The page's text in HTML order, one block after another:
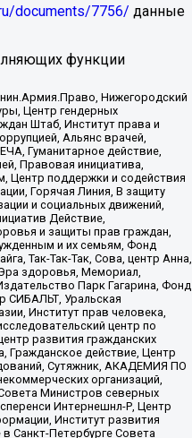
documents/7756/ данные
функции
Нижегородский
Центр гендерных
Штаб, Институт права и
Альянс врачей,
Гуманитарное действие,
Правовая инициатива,
Центр поддержки и содействия
Горячая Линия, В защиту
и социальных движений,
Действие,
и защиты прав граждан,
и их семьям, Фонд
Так-Так-Так, Сова, центр Анна,
здоровья, Мемориал,
Парк Гагарина, Фонд
СИБАЛЬТ, Уральская
Институт прав человека,
центр по
развития гражданских
Гражданское действие, Центр
Сутяжник, АКАДЕМИЯ ПО
организаций,
Министров северных
Интернешнл-Р, Центр
Институт развития
Санкт-Петербурге Совета